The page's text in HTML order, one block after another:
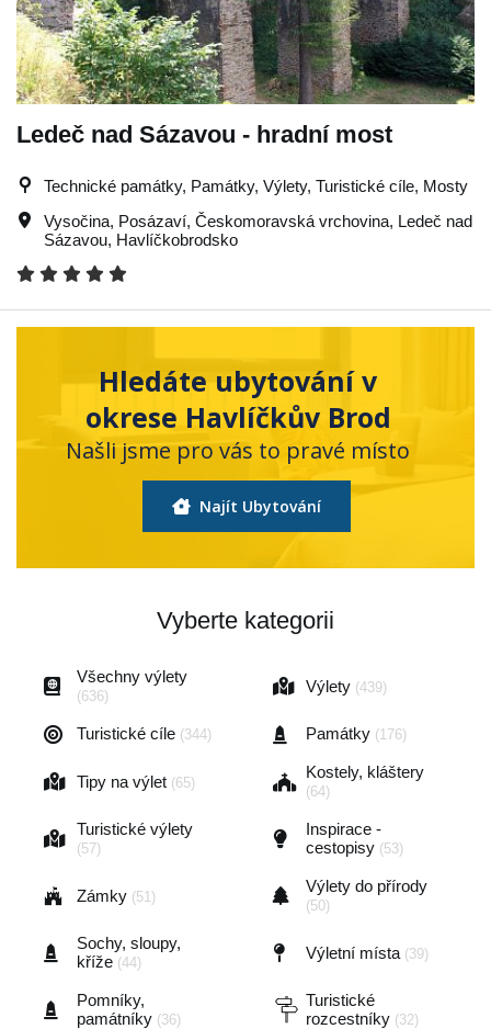
Vyberte kategorii
Všechny výlety
(636)
Výlety (439)
Turistické cíle (344) Památky (176)
Tipy na výlet (65)
Kostely, kláštery
(64)
Turistické výlety
(57)
Inspirace -
cestopisy (53)
Zámky (51)
Výlety do přírody
(50)
Sochy, sloupy,
kříže (44)
Výletní místa (39)
Pomníky,
památníky (36)
Turistické
rozcestníky (32)
Ledeč nad Sázavou - hradní most
Technické památky, Památky, Výlety, Turistické cíle, Mosty
Vysočina, Posázaví, Českomoravská vrchovina, Ledeč nad
Sázavou, Havlíčkobrodsko
Hledáte ubytování v
okrese Havlíčkův Brod
Našli jsme pro vás to pravé místo
Najít Ubytování